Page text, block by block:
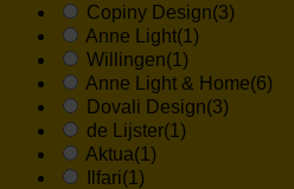
Copiny Design(3)
Anne Light(1)
Willingen(1)
Anne Light & Home(6)
Dovali Design(3)
de Lijster(1)
Aktua(1)
Ilfari(1)